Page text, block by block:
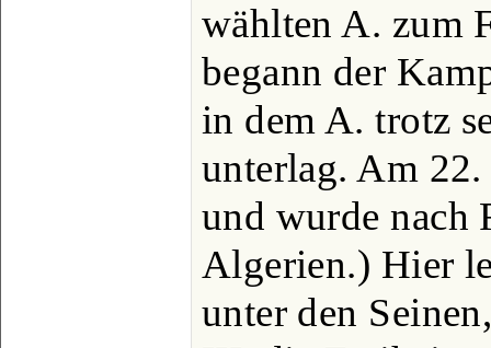
wählten A. zum
begann der
in dem A. trotz
unterlag. Am
und wurde nach
Algerien.) Hier
unter den